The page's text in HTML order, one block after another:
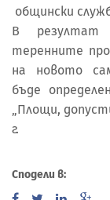
общински
В резултат
теренните
на новото
бъде
„Площи,
г.
Сподели в: